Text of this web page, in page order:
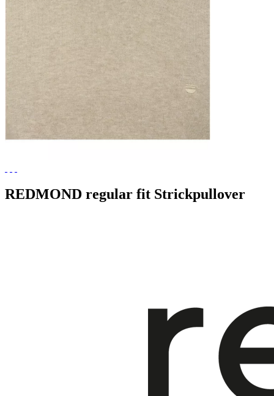
REDMOND regular fit Strickpullover